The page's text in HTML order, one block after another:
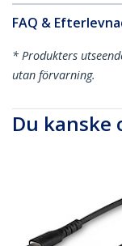
FAQ &
* Produkters
utan förvarning.
Du kanske